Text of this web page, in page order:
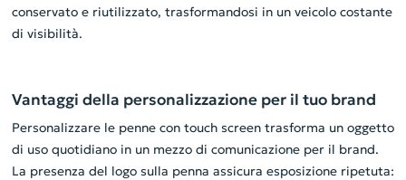
conservato e riutilizzato, trasformandosi in un veicolo costante
di visibilità.
Vantaggi della personalizzazione per il tuo brand
Personalizzare le penne con touch screen trasforma un oggetto
di uso quotidiano in un mezzo di comunicazione per il brand.
La presenza del logo sulla penna assicura esposizione ripetuta: